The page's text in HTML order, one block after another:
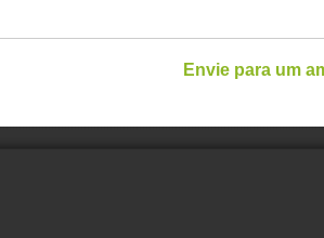
Envie para um